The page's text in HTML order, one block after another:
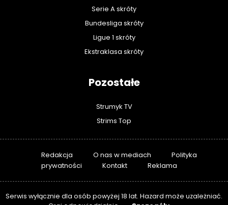
Serie A skróty
Bundesliga skróty
Ligue 1 skróty
Ekstraklasa skróty
Pozostałe
Strumyk TV
Strims Top
Redakcja O nas w mediach
Polityka
prywatności
Kontakt Reklama
Serwis wyłącznie dla osób powyżej 18 lat. Hazard może uzależniać.